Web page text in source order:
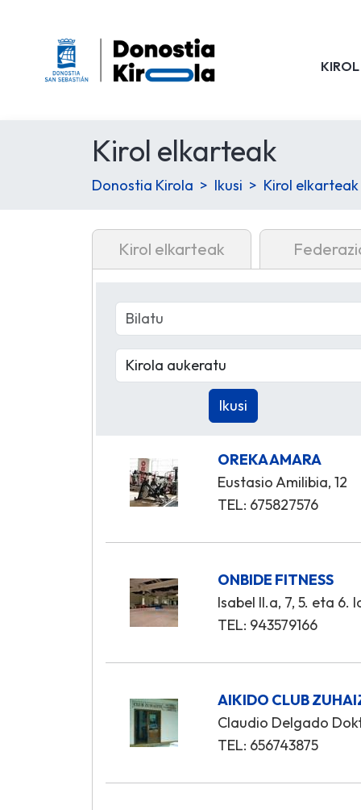
Kirol elkarteak
Donostia Kirola Ikusi Kirol elkarteak
Kirol elkarteak
OREKA AMARA
Eustasio Amilibia, 12
TEL: 675827576
ONBIDE FITNESS
Isabel II.a, 7, 5. eta 6.
TEL: 943579166
AIKIDO CLUB
Claudio Delgado
TEL: 656743875